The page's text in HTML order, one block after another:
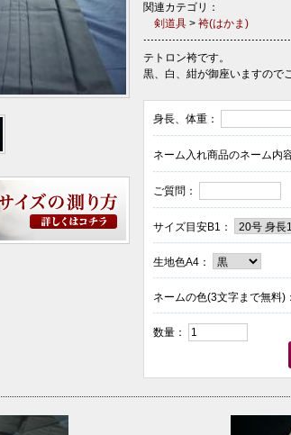
関連カテゴリ：
剣道具> 袴(はかま)
テトロン袴です。
黒、白、紺が御座いますので
身長、体重：
ネーム入れ商品のネーム内
ご質問：
サイズ目安B1：
生地色A4：
ネームの色(3文字まで無料)：
数量：